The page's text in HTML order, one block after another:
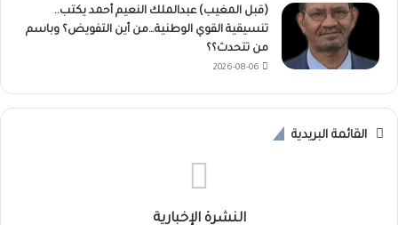
(قبل المغيب) عبدالملك النعيم أحمد يكتب..
تنسيقية القوي الوطنية…من أين التفويض؟ وباسم
من تتحدث؟؟
2026-08-06
القائمة البريدية
النشرة الإخبارية